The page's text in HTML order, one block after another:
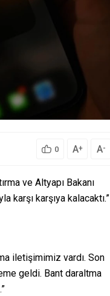
0 A+ A-
ve Altyapı Bakanı
karşı karşıya kalacaktı.”
iletişimimiz vardı. Son
geldi. Bant daraltma